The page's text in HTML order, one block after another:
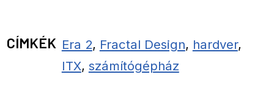
CÍMKÉK Era 2, Fractal Design, hardver,
ITX, számítógépház